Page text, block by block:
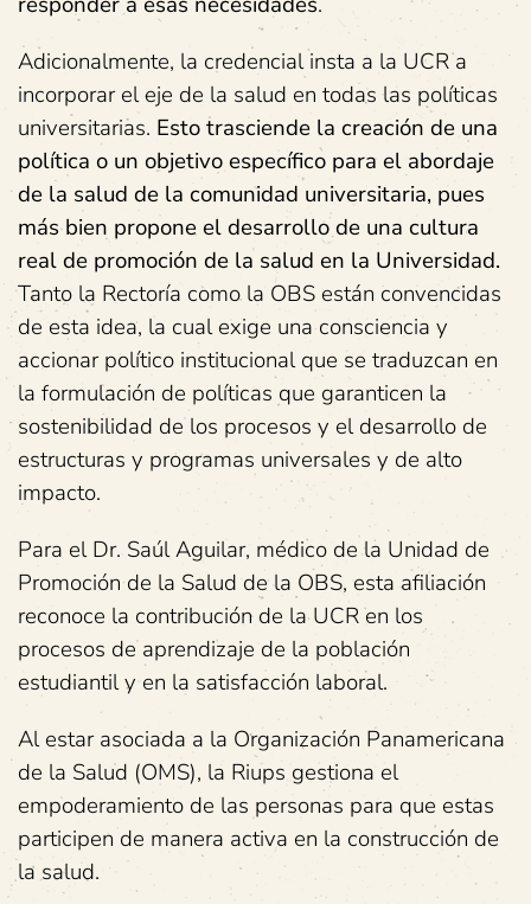
Adicionalmente, la credencial insta a la UCR a
incorporar el eje de la salud en todas las políticas
universitarias. Esto trasciende la creación de una
política o un objetivo específico para el abordaje
de la salud de la comunidad universitaria, pues
más bien proponeel desarrollo de una cultura
real de promoción de la salud en la Universidad.
Tanto la Rectoría como la OBS están convencidas
de esta idea, la cual exige una consciencia y
accionar político institucional que se traduzcan en
la formulación de políticas que garanticen la
sostenibilidad de los procesos y el desarrollo de
estructuras y programas universales y de alto
impacto.
Para el Dr. Saúl Aguilar, médico de la Unidad de
Promoción de la Salud de la OBS, esta afiliación
reconoce la contribución de la UCR en los
procesos de aprendizaje de la población
estudiantil y en la satisfacción laboral.
Al estar asociada a la Organización Panamericana
de la Salud (OMS), la Riups gestiona el
empoderamiento de las personas para que estas
participen de manera activa en la construcción de
la salud.